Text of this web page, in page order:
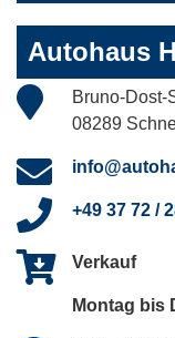
Autohaus
Bruno-Dost-
08289
+49 37 72 /
Verkauf
Montag bis